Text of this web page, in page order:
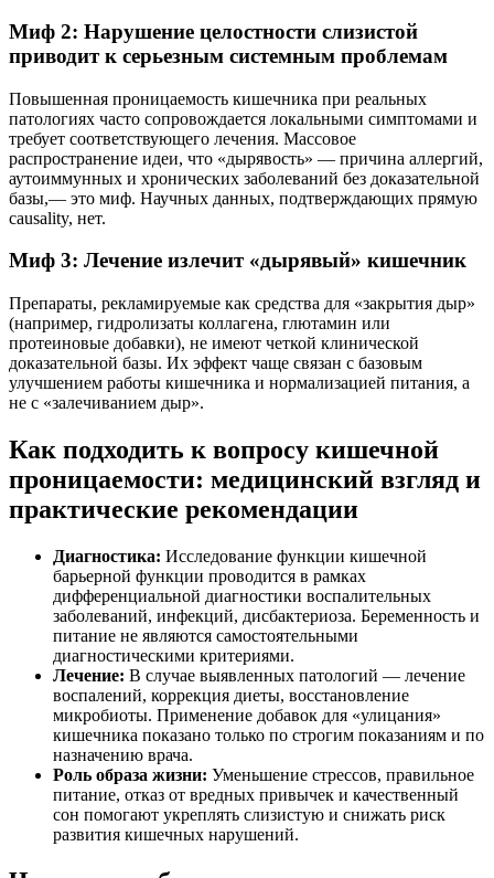
Миф 2: Нарушение целостности слизистой
приводит к серьезным системным проблемам
Повышенная проницаемость кишечника при реальных
патологиях часто сопровождается локальными симптомами и
требует соответствующего лечения. Массовое
распространение идеи, что «дырявость» — причина аллергий,
аутоиммунных и хронических заболеваний без доказательной
базы,— это миф. Научных данных, подтверждающих прямую
causality, нет.
Миф 3: Лечение излечит «дырявый» кишечник
Препараты, рекламируемые как средства для «закрытия дыр»
(например, гидролизаты коллагена, глютамин или
протеиновые добавки), не имеют четкой клинической
доказательной базы. Их эффект чаще связан с базовым
улучшением работы кишечника и нормализацией питания, а
не с «залечиванием дыр».
Как подходить к вопросу кишечной
проницаемости: медицинский взгляд и
практические рекомендации
Диагностика: Исследование функции кишечной
барьерной функции проводится в рамках
дифференциальной диагностики воспалительных
заболеваний, инфекций, дисбактериоза. Беременность и
питание не являются самостоятельными
диагностическими критериями.
Лечение: В случае выявленных патологий — лечение
воспалений, коррекция диеты, восстановление
микробиоты. Применение добавок для «улицания»
кишечника показано только по строгим показаниям и по
назначению врача.
Роль образа жизни: Уменьшение стрессов, правильное
питание, отказ от вредных привычек и качественный
сон помогают укреплять слизистую и снижать риск
развития кишечных нарушений.